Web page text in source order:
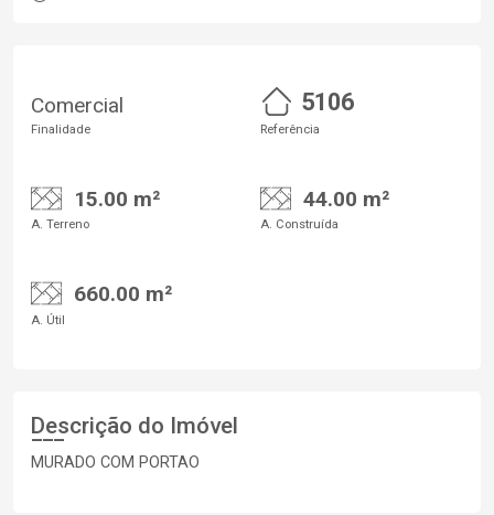
Comercial
Finalidade
5106
Referência
15.00 m²
A. Terreno
44.00 m²
A. Construída
660.00 m²
A. Útil
Descrição do Imóvel
MURADO COM PORTAO